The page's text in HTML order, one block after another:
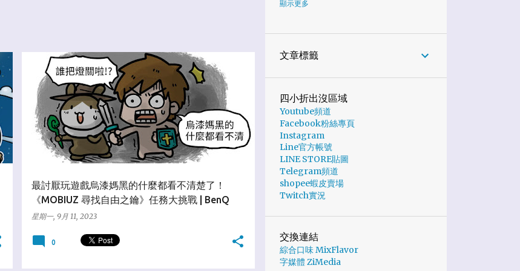
最討厭玩遊戲烏漆媽黑的什麼都看不清楚了！
《MOBIUZ 尋找自由之鑰》任務大挑戰 | BenQ
星期一, 9月 11, 2023
☆百貨合作社
0
2024
7月
5月
2月
2023
11月
10月
9月
次滿足 | 日誌
最討厭玩遊戲烏漆媽黑的什麼都看
不清楚了！《MOBIUZ 尋找自由之
顯示更多
文章標籤
四小折出沒區域
Youtube頻道
Facebook粉絲專頁
Instagram
Line官方帳號
LINE STORE貼圖
Telegram頻道
shopee蝦皮賣場
Twitch實況
交換連結
綜合口味 MixFlavor
字媒體 ZiMedia